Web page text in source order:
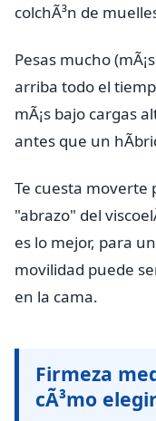
colchÃ³n de
Pesas mucho
arriba todo el
mÃ¡s bajo cargas
antes que un
Te cuesta moverte
"abrazo" del
es lo mejor, para
movilidad puede
en la cama.
Firmeza
cÃ³mo